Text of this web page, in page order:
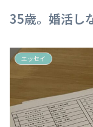
35歳。婚活し
エッセイ